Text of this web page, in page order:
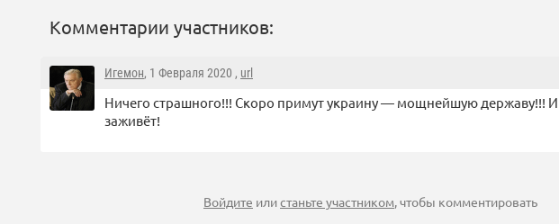
Комментарии участников:
Игемон, 1 Февраля 2020 , url
Ничего страшного!!! Скоро примут украину — мощнейшую державу!!! И
заживёт!
Войдите илистаньте участником, чтобы комментировать